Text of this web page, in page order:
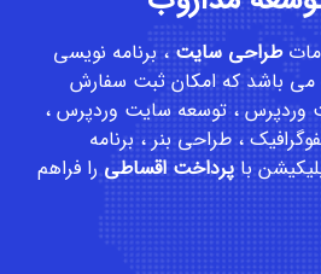
طراحی سایت ،برنامه نویسی
می باشد که امکانثبت سفارش
وردپرس ، توسعه سایت وردپرس ،
، طراحی بنر ، برنامه
باپرداخت اقساطیرا فراهم